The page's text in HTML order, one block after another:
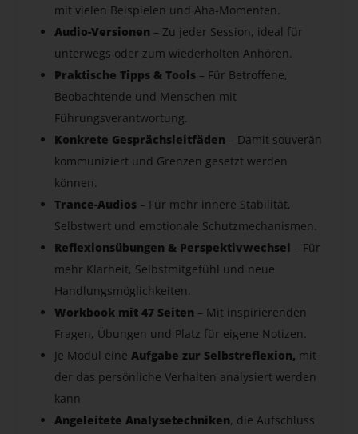
mit vielen Beispielen und Aha-Momenten.
Audio-Versionen – Zu jeder Session, ideal für
unterwegs oder zum wiederholten Anhören.
Praktische Tipps & Tools – Für Betroffene,
Beobachtende und Menschen mit
Führungsverantwortung.
Konkrete Gesprächsleitfäden – Damit souverän
kommuniziert und Grenzen gesetzt werden
können.
Trance-Audios – Für mehr innere Stabilität,
Selbstwert und emotionale Schutzmechanismen.
Reflexionsübungen & Perspektivwechsel – Für
mehr Klarheit, Selbstmitgefühl und neue
Handlungsmöglichkeiten.
Workbook mit 47 Seiten – Mit inspirierenden
Fragen, Übungen und Platz für eigene Notizen.
Je Modul eine Aufgabe zur Selbstreflexion, mit
der das persönliche Verhalten analysiert werden
kann
Angeleitete Analysetechniken, die Aufschluss